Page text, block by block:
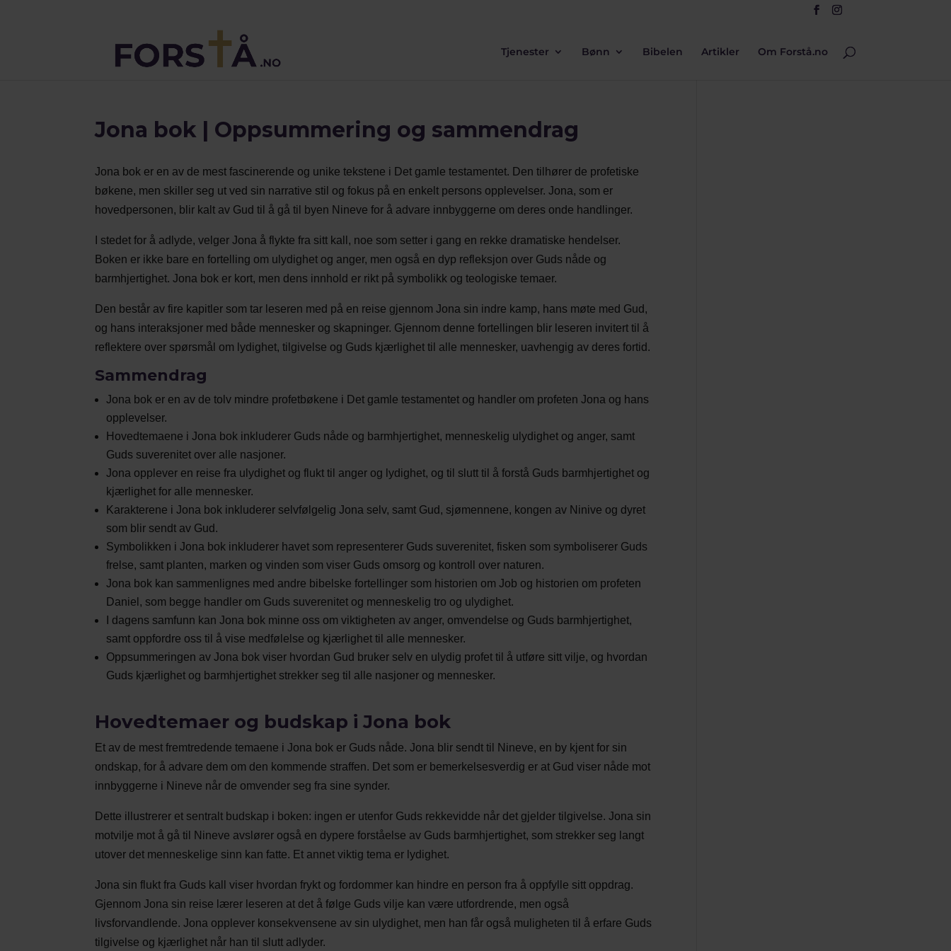
Tjenester Bønn Bibelen Artikler Om Forstå.no
Jona bok | Oppsummering og sammendrag
Jona bok er en av de mest fascinerende og unike tekstene i Det gamle testamentet. Den tilhører de profetiske
bøkene, men skiller seg ut ved sin narrative stil og fokus på en enkelt persons opplevelser. Jona, som er
hovedpersonen, blir kalt av Gud til å gå til byen Nineve for å advare innbyggerne om deres onde handlinger.
I stedet for å adlyde, velger Jona å flykte fra sitt kall, noe som setter i gang en rekke dramatiske hendelser.
Boken er ikke bare en fortelling om ulydighet og anger, men også en dyp refleksjon over Guds nåde og
barmhjertighet. Jona bok er kort, men dens innhold er rikt på symbolikk og teologiske temaer.
Den består av fire kapitler som tar leseren med på en reise gjennom Jona sin indre kamp, hans møte med Gud,
og hans interaksjoner med både mennesker og skapninger. Gjennom denne fortellingen blir leseren invitert til å
reflektere over spørsmål om lydighet, tilgivelse og Guds kjærlighet til alle mennesker, uavhengig av deres fortid.
Sammendrag
Jona bok er en av de tolv mindre profetbøkene i Det gamle testamentet og handler om profeten Jona og hans
opplevelser.
Hovedtemaene i Jona bok inkluderer Guds nåde og barmhjertighet, menneskelig ulydighet og anger, samt
Guds suverenitet over alle nasjoner.
Jona opplever en reise fra ulydighet og flukt til anger og lydighet, og til slutt til å forstå Guds barmhjertighet og
kjærlighet for alle mennesker.
Karakterene i Jona bok inkluderer selvfølgelig Jona selv, samt Gud, sjømennene, kongen av Ninive og dyret
som blir sendt av Gud.
Symbolikken i Jona bok inkluderer havet som representerer Guds suverenitet, fisken som symboliserer Guds
frelse, samt planten, marken og vinden som viser Guds omsorg og kontroll over naturen.
Jona bok kan sammenlignes med andre bibelske fortellinger som historien om Job og historien om profeten
Daniel, som begge handler om Guds suverenitet og menneskelig tro og ulydighet.
I dagens samfunn kan Jona bok minne oss om viktigheten av anger, omvendelse og Guds barmhjertighet,
samt oppfordre oss til å vise medfølelse og kjærlighet til alle mennesker.
Oppsummeringen av Jona bok viser hvordan Gud bruker selv en ulydig profet til å utføre sitt vilje, og hvordan
Guds kjærlighet og barmhjertighet strekker seg til alle nasjoner og mennesker.
Hovedtemaer og budskap i Jona bok
Et av de mest fremtredende temaene i Jona bok er Guds nåde. Jona blir sendt til Nineve, en by kjent for sin
ondskap, for å advare dem om den kommende straffen. Det som er bemerkelsesverdig er at Gud viser nåde mot
innbyggerne i Nineve når de omvender seg fra sine synder.
Dette illustrerer et sentralt budskap i boken: ingen er utenfor Guds rekkevidde når det gjelder tilgivelse. Jona sin
motvilje mot å gå til Nineve avslører også en dypere forståelse av Guds barmhjertighet, som strekker seg langt
utover det menneskelige sinn kan fatte. Et annet viktig tema er lydighet.
Jona sin flukt fra Guds kall viser hvordan frykt og fordommer kan hindre en person fra å oppfylle sitt oppdrag.
Gjennom Jona sin reise lærer leseren at det å følge Guds vilje kan være utfordrende, men også
livsforvandlende. Jona opplever konsekvensene av sin ulydighet, men han får også muligheten til å erfare Guds
tilgivelse og kjærlighet når han til slutt adlyder.